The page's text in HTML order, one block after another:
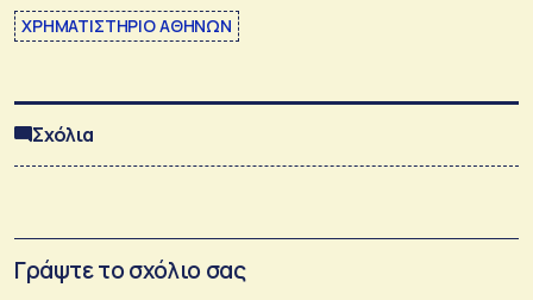
ΧΡΗΜΑΤΙΣΤΗΡΙΟ ΑΘΗΝΩΝ
Σχόλια
Γράψτε το σχόλιο σας